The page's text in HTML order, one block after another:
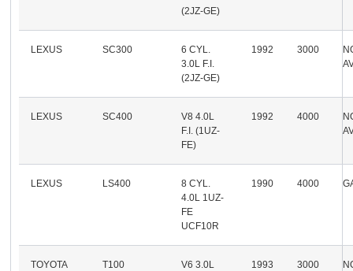
(2JZ-GE)
LEXUS SC300
6 CYL.
3.0L F.I.
(2JZ-GE)
1992 3000
LEXUS SC400
V8 4.0L
F.I. (1UZ-
FE)
1992 4000
LEXUS LS400
8 CYL.
4.0L 1UZ-
FE
UCF10R
1990 4000
TOYOTA T100
V6 3.0L
1993 3000